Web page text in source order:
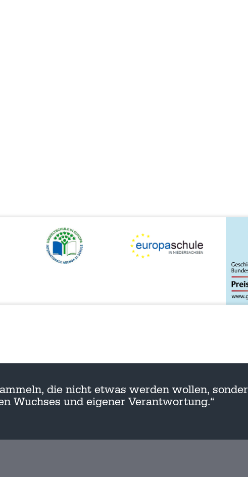
die nicht etwas werden wollen,
Wuchses und eigener Verantwortung.“